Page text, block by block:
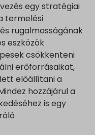
egy stratégiai
termelési
rugalmasságának
eszközök
csökkenteni
erőforrásaikat,
előállítani a
hozzájárul a
is egy